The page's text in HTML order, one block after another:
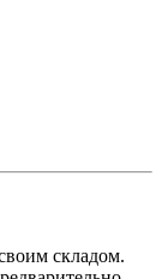
складом.